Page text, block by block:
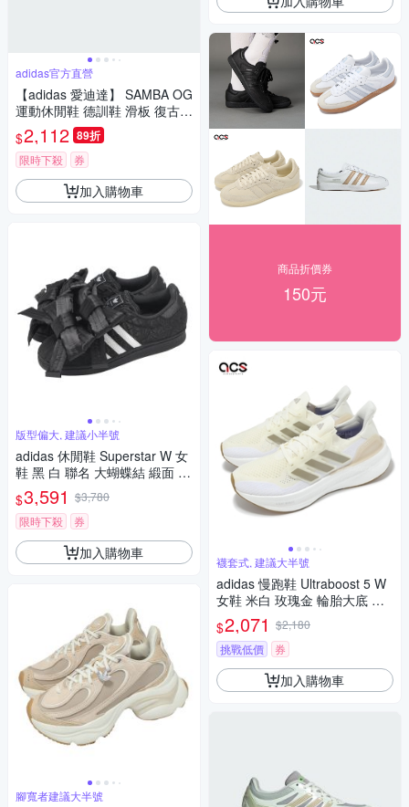
adidas官方直營
【adidas 愛迪達】 SAMBA OG
運動休閒鞋 德訓鞋 滑板 復古
女鞋 - Originals JR8843
$2,112 89折
限時下殺 券
加入購物車
版型偏大, 建議小半號
adidas 休閒鞋 Superstar W 女
鞋 黑 白 聯名 大蝴蝶結 緞面 愛
迪達 JR7978
$3,591 $3,780
限時下殺
券
加入購物車
腳寬者建議大半號
商品折價券
150元
襪套式, 建議大半號
adidas 慢跑鞋 Ultraboost 5 W
女鞋 米白 玫瑰金 輪胎大底 襪
套 運動鞋 愛迪達 ID8852
$2,071 $2,180
挑戰低價
券
加入購物車